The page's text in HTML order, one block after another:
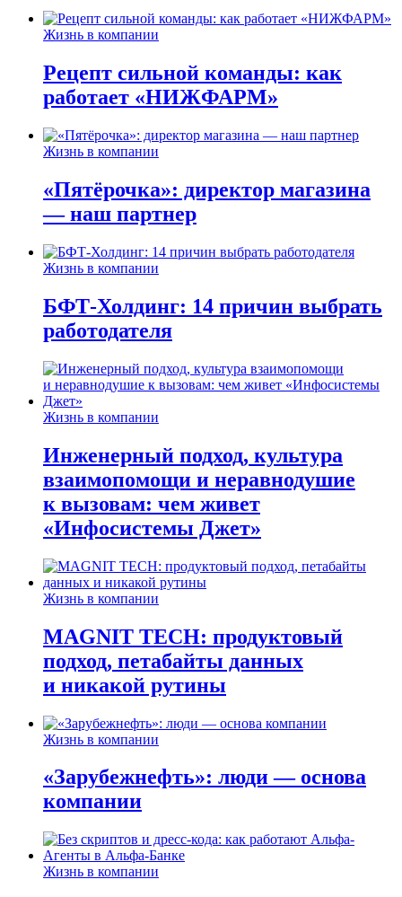
Жизнь в компании
Рецепт сильной команды: как
работает «НИЖФАРМ»
Жизнь в компании
«Пятёрочка»: директор магазина
— наш партнер
Жизнь в компании
БФТ-Холдинг: 14 причин выбрать
работодателя
Жизнь в компании
Инженерный подход, культура
взаимопомощи и неравнодушие
к вызовам: чем живет
«Инфосистемы Джет»
Жизнь в компании
MAGNIT TECH: продуктовый
подход, петабайты данных
и никакой рутины
Жизнь в компании
«Зарубежнефть»: люди — основа
компании
Жизнь в компании